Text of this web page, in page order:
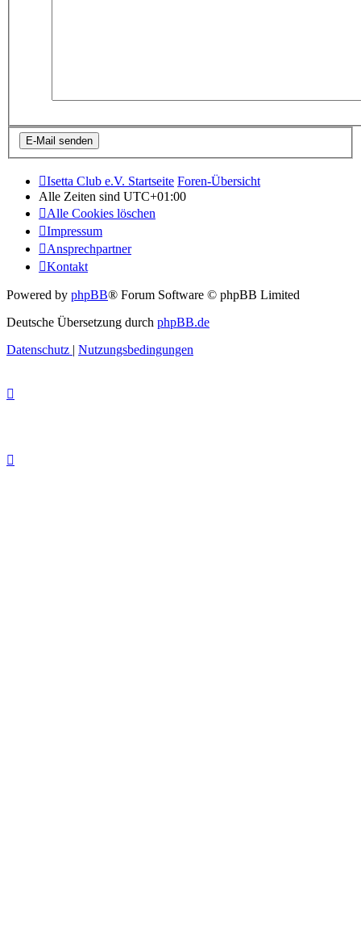
Isetta Club e.V. Startseite Foren-Übersicht
Alle Zeiten sind UTC+01:00
Alle Cookies löschen
Impressum
Ansprechpartner
Kontakt
Powered by phpBB® Forum Software © phpBB Limited
Deutsche Übersetzung durch phpBB.de
Datenschutz
Nutzungsbedingungen